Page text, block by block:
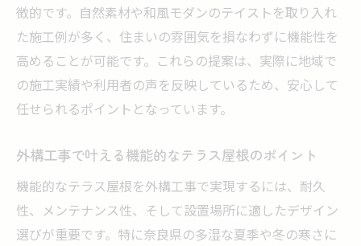
徴的です。自然素材や和風モダンのテイストを取り入れ
た施工例が多く、住まいの雰囲気を損なわずに機能性を
高めることが可能です。これらの提案は、実際に地域で
の施工実績や利用者の声を反映しているため、安心して
任せられるポイントとなっています。
外構工事で叶える機能的なテラス屋根のポイント
機能的なテラス屋根を外構工事で実現するには、耐久
性、メンテナンス性、そして設置場所に適したデザイン
選びが重要です。特に奈良県の多湿な夏季や冬の寒さに